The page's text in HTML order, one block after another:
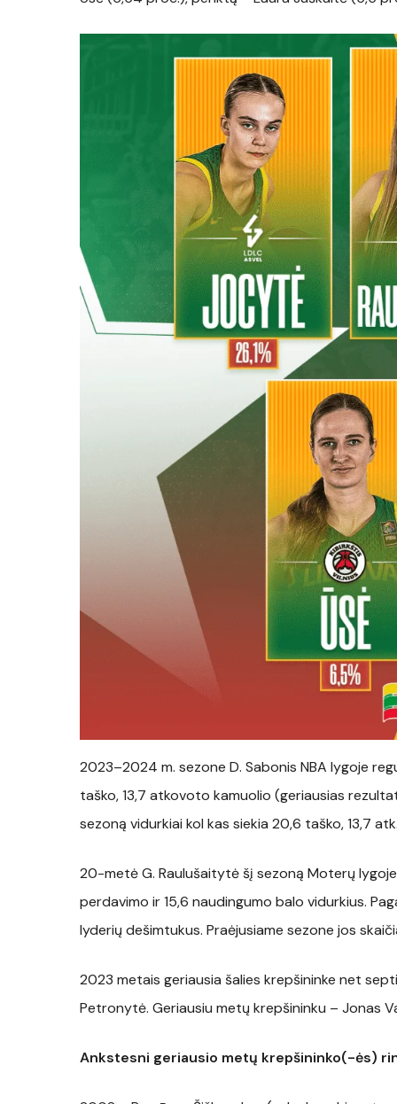
2023–2024 m. sezone D. Sabonis NBA lygoje
taško, 13,7 atkovoto kamuolio (geriausias
sezoną vidurkiai kol kas siekia 20,6 taško, 13,7
20-metė G. Raulušaitytė šį sezoną Moterų
perdavimo ir 15,6 naudingumo balo vidurkius.
lyderių dešimtukus. Praėjusiame sezone jos
2023 metais geriausia šalies krepšininke net
Petronytė. Geriausiu metų krepšininku – Jonas
Ankstesni geriausio metų krepšininko(-ės)